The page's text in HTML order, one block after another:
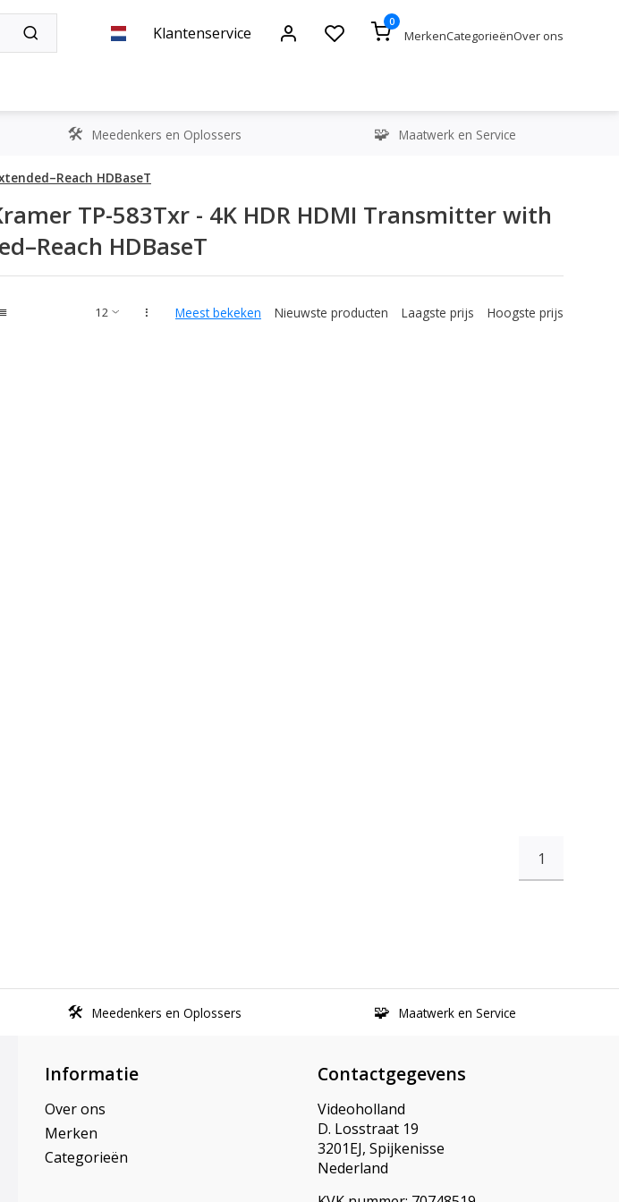
Klantenservice
0
MerkenCategorieënOver ons
Meedenkers en Oplossers Maatwerk en Service
HDBaseT
TP-583Txr - 4K HDR HDMI Transmitter with
HDBaseT
Meest bekeken Nieuwste producten Laagste prijs Hoogste prijs
1
Meedenkers en Oplossers Maatwerk en Service
Informatie
Over ons
Merken
Categorieën
Contactgegevens
Videoholland
D. Losstraat 19
3201EJ, Spijkenisse
Nederland